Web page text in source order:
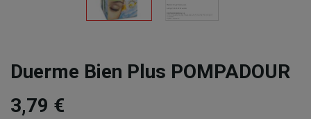
Duerme Bien Plus POMPADOUR
3,79 €